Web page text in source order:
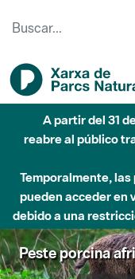
Hasta
Afectaciones en el
a obras de
Peste porcina
La